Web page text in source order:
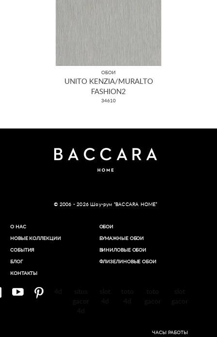
ОБОИ
UNITO KENZIA/MURALTO
FASHION2
34610
© 2006 - 2026 Шоу-рум “BACCARA HOME”
О НАС
НОВЫЕ КОЛЛЕКЦИИ
СОБЫТИЯ
БЛОГ
КОНТАКТЫ
ОБОИ
БУМАЖНЫЕ ОБОИ
ВИНИЛОВЫЕ ОБОИ​
ФЛИЗЕЛИНОВЫЕ ОБОИ
ЧАСЫ РАБОТЫ